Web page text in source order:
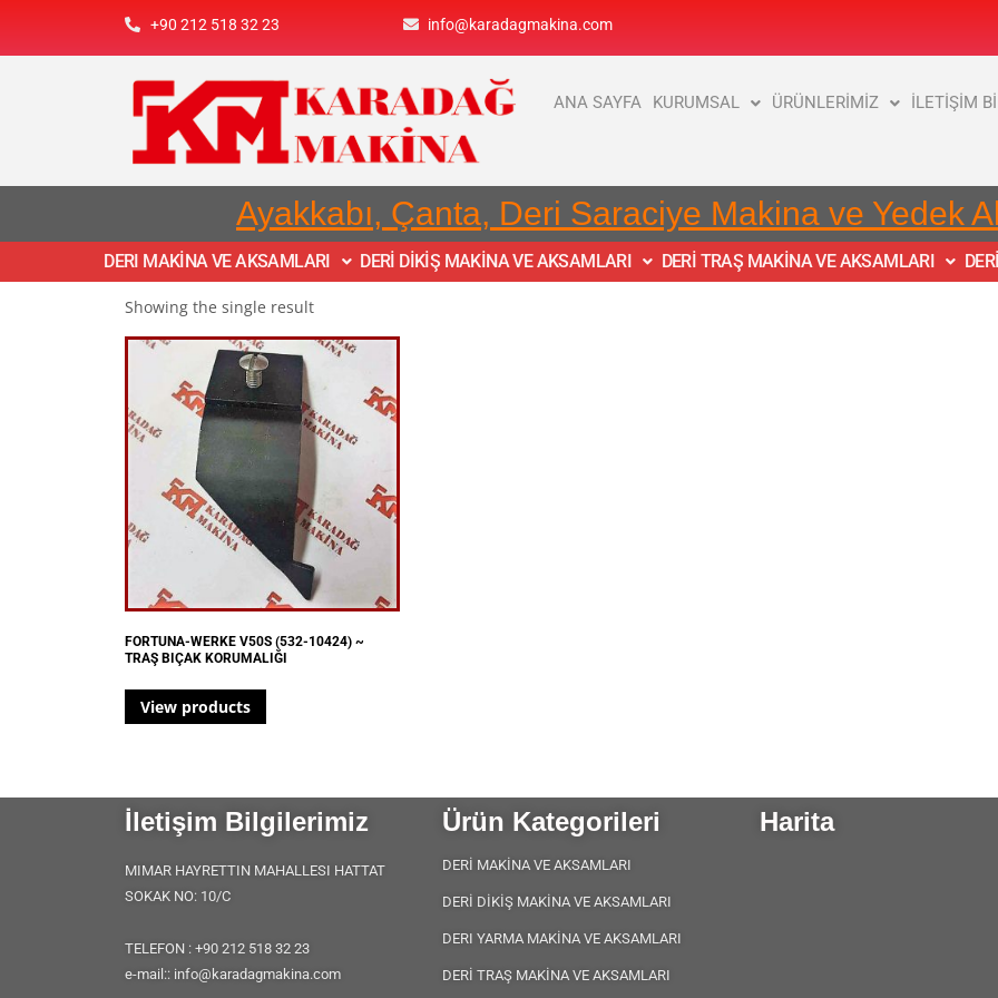
+90 212 518 32 23 info@karadagmakina.com
ANA SAYFA KURUMSAL ÜRÜNLERİMİZ İLETİŞİM
Ayakkabı, Çanta, Deri Saraciye Makina ve Yedek
DERI MAKİNA VE AKSAMLARI DERİ DİKİŞ MAKİNA VE AKSAMLARI DERİ TRAŞ MAKİNA VE AKSAMLARI
Showing the single result
FORTUNA-WERKE V50S (532-10424) ~
TRAŞ BIÇAK KORUMALIĞI
View products
İletişim Bilgilerimiz
MIMAR HAYRETTIN MAHALLESI HATTAT
SOKAK NO: 10/C
TELEFON : +90 212 518 32 23
e-mail:: info@karadagmakina.com
Ürün Kategorileri
DERİ MAKİNA VE AKSAMLARI
DERİ DİKİŞ MAKİNA VE AKSAMLARI
DERI YARMA MAKİNA VE AKSAMLARI
DERİ TRAŞ MAKİNA VE AKSAMLARI
Harita